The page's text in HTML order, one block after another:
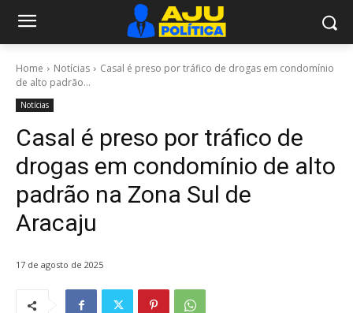
Home Notícias
Casal é preso por tráfico de drogas em condomínio
de alto padrão...
Notícias
Casal é preso por tráfico de
drogas em condomínio de alto
padrão na Zona Sul de
Aracaju
17 de agosto de 2025